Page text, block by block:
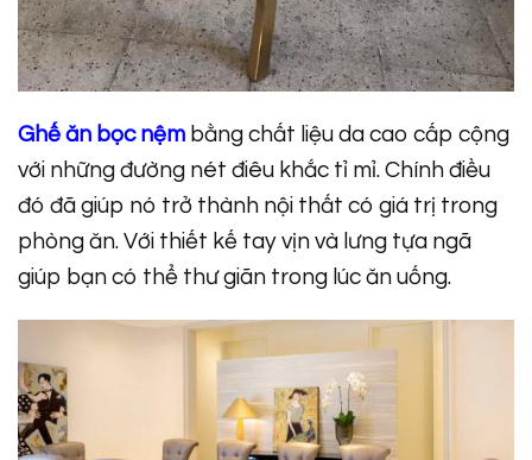
Ghế ăn bọc nệm bằng chất liệu da cao cấp cộng
với những đường nét điêu khắc tỉ mỉ. Chính điều
đó đã giúp nó trở thành nội thất có giá trị trong
phòng ăn. Với thiết kế tay vịn và lưng tựa ngã
giúp bạn có thể thư giãn trong lúc ăn uống.